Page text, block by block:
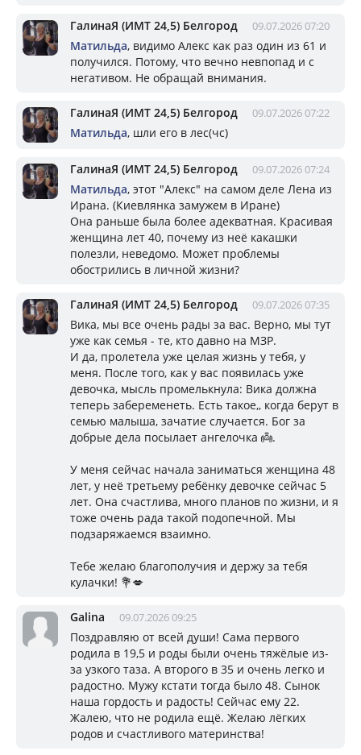
ГалинаЯ (ИМТ 24,5) Белгород 09.07.2026 07:20
Матильда, видимо Алекс как раз один из 61 и
получился. Потому, что вечно невпопад и с
негативом. Не обращай внимания.
ГалинаЯ (ИМТ 24,5) Белгород 09.07.2026 07:22
Матильда, шли его в лес(чс)
ГалинаЯ (ИМТ 24,5) Белгород 09.07.2026 07:24
Матильда, этот "Алекс" на самом деле Лена из
Ирана. (Киевлянка замужем в Иране)
Она раньше была более адекватная. Красивая
женщина лет 40, почему из неё какашки
полезли, неведомо. Может проблемы
обострились в личной жизни?
ГалинаЯ (ИМТ 24,5) Белгород 09.07.2026 07:35
Вика, мы все очень рады за вас. Верно, мы тут
уже как семья - те, кто давно на МЗР.
И да, пролетела уже целая жизнь у тебя, у
меня. После того, как у вас появилась уже
девочка, мысль промелькнула: Вика должна
теперь забеременеть. Есть такое,, когда берут в
семью малыша, зачатие случается. Бог за
добрые дела посылает ангелочка 👼.
У меня сейчас начала заниматься женщина 48
лет, у неё третьему ребёнку девочке сейчас 5
лет. Она счастлива, много планов по жизни, и я
тоже очень рада такой подопечной. Мы
подзаряжаемся взаимно.
Тебе желаю благополучия и держу за тебя
кулачки! 💐💋
Galina 09.07.2026 09:25
Поздравляю от всей души! Сама первого
родила в 19,5 и роды были очень тяжёлые из-
за узкого таза. А второго в 35 и очень легко и
радостно. Мужу кстати тогда было 48. Сынок
наша гордость и радость! Сейчас ему 22.
Жалею, что не родила ещё. Желаю лёгких
родов и счастливого материнства!